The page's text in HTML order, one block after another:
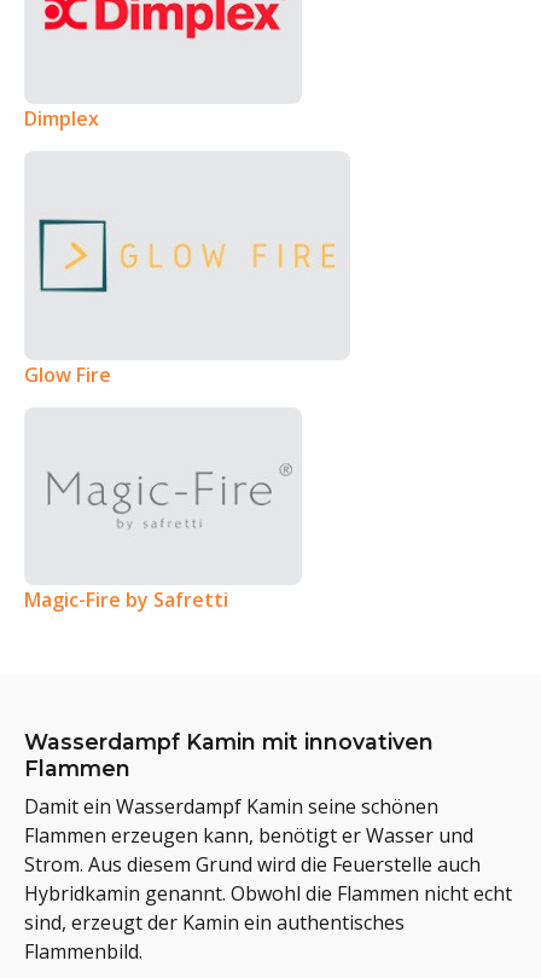
Dimplex
Glow Fire
Magic-Fire by Safretti
Wasserdampf Kamin mit innovativen
Flammen
Damit ein Wasserdampf Kamin seine schönen
Flammen erzeugen kann, benötigt er Wasser und
Strom. Aus diesem Grund wird die Feuerstelle auch
Hybridkamin genannt. Obwohl die Flammen nicht echt
sind, erzeugt der Kamin ein authentisches
Flammenbild.